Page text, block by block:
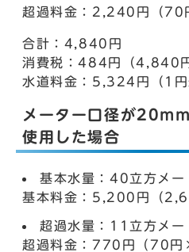
超過料金：2,240円（70
合計：4,840円
消費税：484円（4,840
水道料金：5,324円（1円
メーター口径が
使用した場合
基本水量：40立方メー
基本料金：5,200円（
超過水量：11立方メー
超過料金：770円（70円